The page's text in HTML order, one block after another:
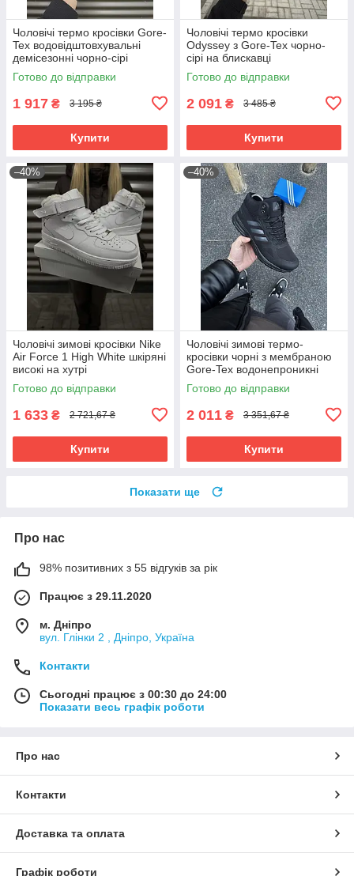
Чоловічі термо кросівки Gore-
Tex водовідштовхувальні
демісезонні чорно-сірі
Готово до відправки
1 917 ₴ 3 195 ₴
Купити
Чоловічі термо кросівки
Odyssey з Gore-Tex чорно-
сірі на блискавці
Готово до відправки
2 091 ₴ 3 485 ₴
Купити
–40%
Чоловічі зимові кросівки Nike
Air Force 1 High White шкіряні
високі на хутрі
Готово до відправки
1 633 ₴ 2 721,67 ₴
Купити
–40%
Чоловічі зимові термо-
кросівки чорні з мембраною
Gore-Tex водонепроникні
Готово до відправки
2 011 ₴ 3 351,67 ₴
Купити
Показати ще
Про нас
98% позитивних з 55 відгуків за рік
Працює з 29.11.2020
м. Дніпро
вул. Глінки 2 , Дніпро, Україна
Контакти
Сьогодні працює з 00:30 до 24:00
Показати весь графік роботи
Про нас
Контакти
Доставка та оплата
Графік роботи